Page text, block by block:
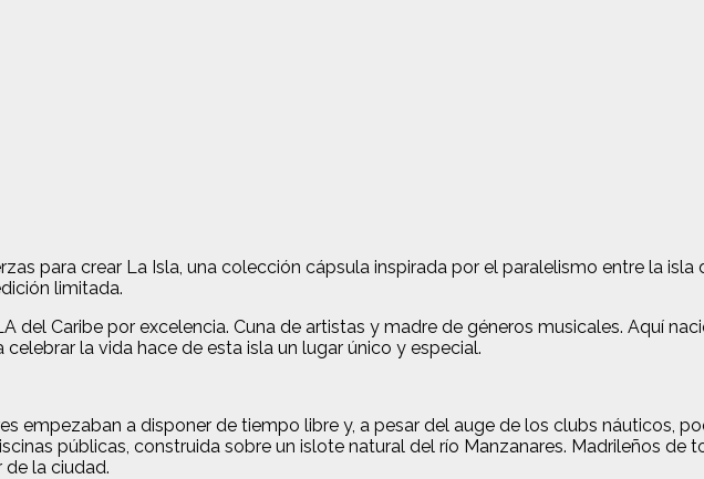
para crear La Isla, una colección cápsula inspirada por el paralelismo entre la
limitada.
del Caribe por excelencia. Cuna de artistas y madre de géneros musicales. Aquí
la vida hace de esta isla un lugar único y especial.
empezaban a disponer de tiempo libre y, a pesar del auge de los clubs náuticos,
públicas, construida sobre un islote natural del río Manzanares. Madrileños
de la ciudad.